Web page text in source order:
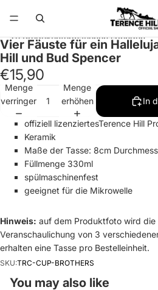
Zu Produktinformationen springen
Vier Fäuste für ein
Hill und Bud Spencer
€15,90
Menge
verringern
Menge
erhöhen
In
offiziell lizenziertesTerence Hill
Keramik
Maße der Tasse: 8cm
Füllmenge 330ml
spülmaschinenfest
geeignet für die Mikrowelle
Hinweis: auf dem Produktfoto wird die
Veranschaulichung von 3
erhalten eine Tasse pro Bestelleinheit.
SKU:TRC-CUP-BROTHERS
You may also like